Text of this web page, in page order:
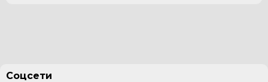
Соцсети